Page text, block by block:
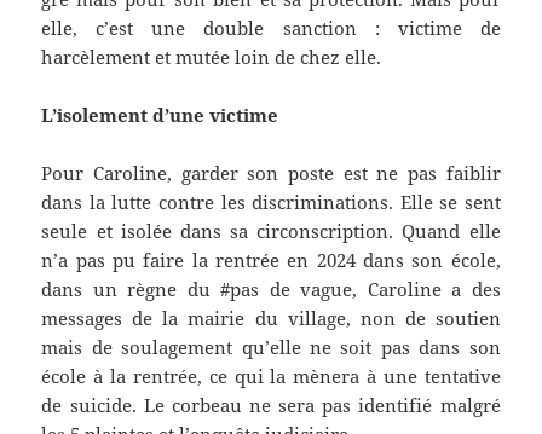
elle, c’est une double sanction : victime de
harcèlement et mutée loin de chez elle.
L’isolement d’une victime
Pour Caroline, garder son poste est ne pas faiblir
dans la lutte contre les discriminations. Elle se sent
seule et isolée dans sa circonscription. Quand elle
n’a pas pu faire la rentrée en 2024 dans son école,
dans un règne du #pas de vague, Caroline a des
messages de la mairie du village, non de soutien
mais de soulagement qu’elle ne soit pas dans son
école à la rentrée, ce qui la mènera à une tentative
de suicide. Le corbeau ne sera pas identifié malgré